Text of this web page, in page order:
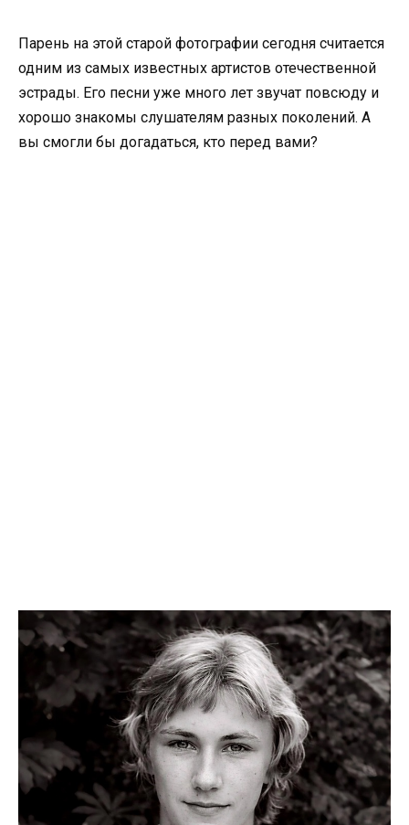
Парень на этой старой фотографии сегодня считается
одним из самых известных артистов отечественной
эстрады. Его песни уже много лет звучат повсюду и
хорошо знакомы слушателям разных поколений. А
вы смогли бы догадаться, кто перед вами?